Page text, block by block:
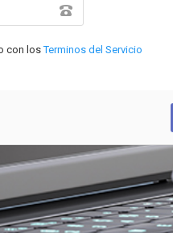
con losTerminos del Servicio